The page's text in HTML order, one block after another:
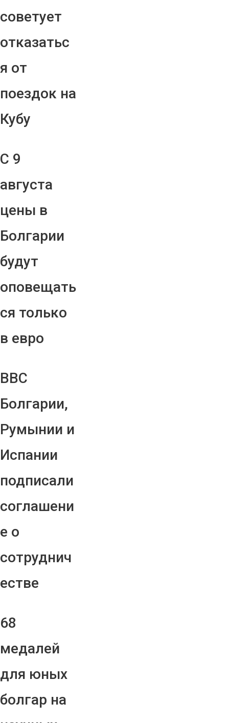
советует
отказатьс
я от
поездок на
Кубу
С 9
августа
цены в
Болгарии
будут
оповещать
ся только
в евро
ВВС
Болгарии,
Румынии и
Испании
подписали
соглашени
е о
сотруднич
естве
68
медалей
для юных
болгар на